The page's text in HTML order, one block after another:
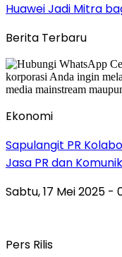
Huawei Jadi Mitra
Berita Terbaru
Ekonomi
Sapulangit PR
Jasa PR dan
Sabtu, 17 Mei 2025 -
Pers Rilis